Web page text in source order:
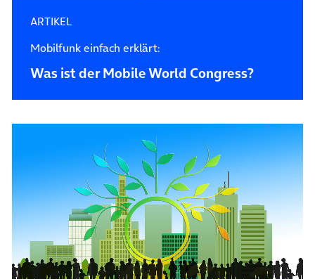
ARTIKEL
Mobilfunk einfach erklärt:
Was ist der Mobile World Congress?